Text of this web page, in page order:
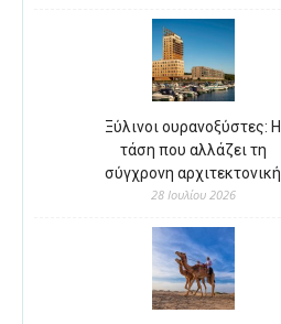
Ξύλινοι ουρανοξύστες: Η
τάση που αλλάζει τη
σύγχρονη αρχιτεκτονική
28 Ιουλίου 2026